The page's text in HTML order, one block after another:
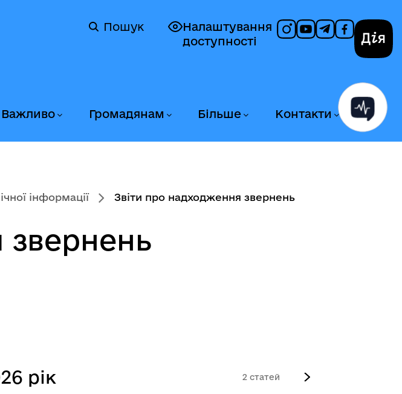
Налаштування
доступності
Пошук
Важливо Громадянам Більше Контакти
інформації Звіти про надходження звернень
звернень
рік 2